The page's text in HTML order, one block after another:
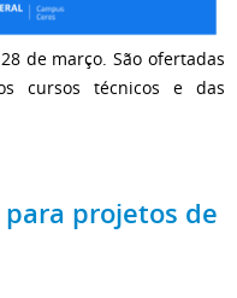
de março. São ofertadas
cursos técnicos e das
projetos de